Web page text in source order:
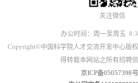
关注微信
办公时间：周一至周五
Copyright©中国科学院人才交流开发中心版
得转载本网站之所有招聘
京ICP备05057398